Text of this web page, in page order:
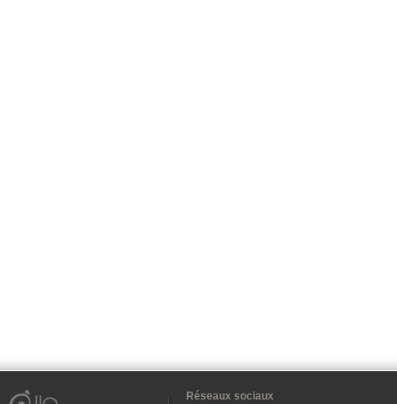
Réseaux sociaux